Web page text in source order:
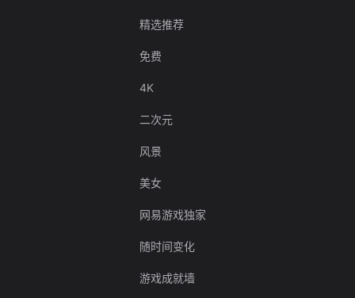
精选推荐
免费
4K
二次元
风景
美女
网易游戏独家
随时间变化
游戏成就墙